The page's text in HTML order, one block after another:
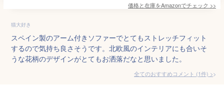
価格と在庫をAmazonでチェック >>
猫大好き
スペイン製のアーム付きソファーでとてもストレッチフィット
するので気持ち良さそうです。北欧風のインテリアにも合いそ
うな花柄のデザインがとてもお洒落だなと思いました。
全てのおすすめコメント (1件) >